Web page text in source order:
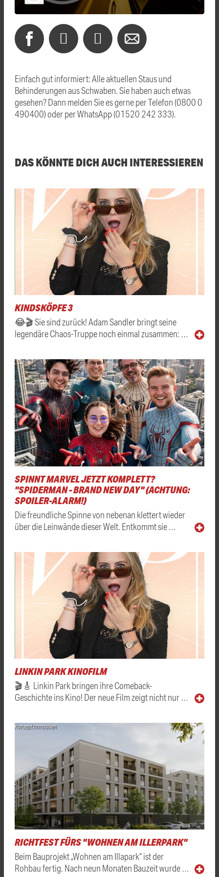
Einfach gut informiert: Alle aktuellen Staus und
Behinderungen aus Schwaben. Sie haben auch etwas
gesehen? Dann melden Sie es gerne per Telefon (0800 0
490400) oder per WhatsApp (01520 242 333).
DAS KÖNNTE DICH AUCH INTERESSIEREN
KINDSKÖPFE 3
😂🎬 Sie sind zurück! Adam Sandler bringt seine
legendäre Chaos-Truppe noch einmal zusammen: …
SPINNT MARVEL JETZT KOMPLETT?
"SPIDERMAN - BRAND NEW DAY" (ACHTUNG:
SPOILER-ALARM!)
Die freundliche Spinne von nebenan klettert wieder
über die Leinwände dieser Welt. Entkommt sie …
LINKIN PARK KINOFILM
🎬🎸 Linkin Park bringen ihre Comeback-
Geschichte ins Kino! Der neue Film zeigt nicht nur …
Konzept Immobilien
RICHTFEST FÜRS "WOHNEN AM ILLERPARK"
Beim Bauprojekt „Wohnen am Illapark“ ist der
Rohbau fertig. Nach neun Monaten Bauzeit wurde …